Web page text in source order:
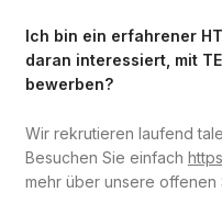
Ich bin ein erfahrener
daran interessiert, mit
bewerben?
Wir rekrutieren laufend
Besuchen Sie einfach
mehr über unsere offenen